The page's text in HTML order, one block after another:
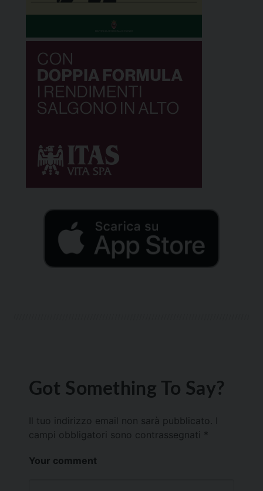
Got Something To Say?
Il tuo indirizzo email non sarà pubblicato.
campi obbligatori sono contrassegnati *
Your comment